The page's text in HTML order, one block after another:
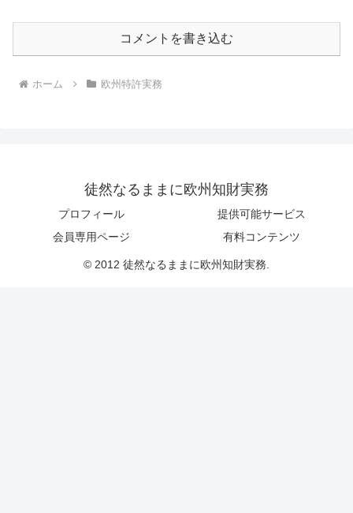
コメントを書き込む
ホーム 欧州特許実務
徒然なるままに欧州知財実務
プロフィール
提供可能サービス
会員専用ページ
有料コンテンツ
© 2012 徒然なるままに欧州知財実務.